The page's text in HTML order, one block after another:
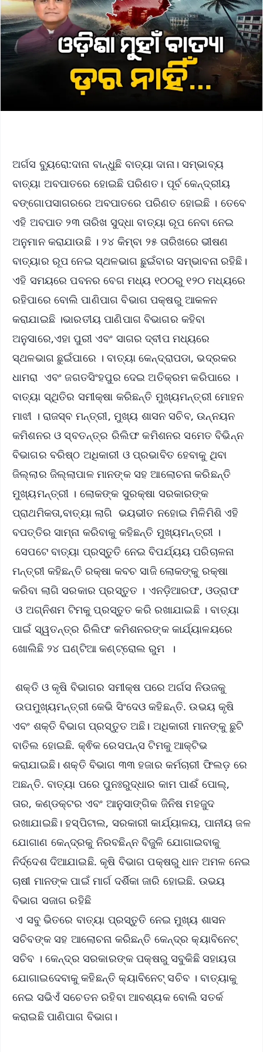
ଅର୍ଗସ ବ୍ୟୁରୋ:ଦାନା ବାନ୍ଧୁଛି ବାତ୍ୟା ଦାନା। ସମ୍ଭାବ୍ୟ
ବାତ୍ୟା ଅବପାତରେ ହୋଇଛି ପରିଣତ। ପୂର୍ବ କେନ୍ଦ୍ରୀୟ
ବଙ୍ଗୋପସାଗରରେ ଅବପାତରେ ପରିଣତ ହୋଇଛି । ତେବେ
ଏହି ଅବପାତ ୨୩ ତାରିଖ ସୁଦ୍ଧା ବାତ୍ୟା ରୂପ ନେବା ନେଇ
ଅନୁମାନ କରାଯାଉଛି । ୨୪ କିମ୍ବା ୨୫ ତାରିଖରେ ଭୀଷଣ
ବାତ୍ୟାର ରୂପ ନେଇ ସ୍ଥଳଭାଗ ଛୁଇଁବାର ସମ୍ଭାବନା ରହିଛି।
ଏହି ସମୟରେ ପବନର ବେଗ ମଧ୍ୟ ୧୦୦ରୁ ୧୨୦ ମଧ୍ୟରେ
ରହିପାରେ ବୋଲି ପାଣିପାଗ ବିଭାଗ ପକ୍ଷରୁ ଆକଳନ
କରାଯାଇଛି ।ଭାରତୀୟ ପାଣିପାଗ ବିଭାଗର କହିବା
ଅନୁସାରେ,ଏହା ପୁରୀ ଏବଂ ସାଗର ଦ୍ବୀପ ମଧ୍ୟରେ
ସ୍ଥଳଭାଗ ଛୁଇଁପାରେ । ବାତ୍ୟା କେନ୍ଦ୍ରାପଡା, ଭଦ୍ରକର
ଧାମରା ଏବଂ ଜଗତସିଂହପୁର ଦେଇ ଅତିକ୍ରମ କରିପାରେ ।
ବାତ୍ୟା ସ୍ଥିତିର ସମୀକ୍ଷା କରିଛନ୍ତି ମୁଖ୍ୟମନ୍ତ୍ରୀ ମୋହନ
ମାଝୀ । ରାଜସ୍ବ ମନ୍ତ୍ରୀ, ମୁଖ୍ୟ ଶାସନ ସଚିବ, ଉନ୍ନୟନ
କମିଶନର ଓ ସ୍ବତନ୍ତ୍ର ରିଲିଫ କମିଶନର ସମେତ ବିଭିନ୍ନ
ବିଭାଗର ବରିଷ୍ଠ ଅଧିକାରୀ ଓ ପ୍ରଭାବିତ ହେବାକୁ ଥିବା
ଜିଲ୍ଲାର ଜିଲ୍ଲାପାଳ ମାନଙ୍କ ସହ ଆଲୋଚନା କରିଛନ୍ତି
ମୁଖ୍ୟମନ୍ତ୍ରୀ । ଲୋକଙ୍କ ସୁରକ୍ଷା ସରକାରଙ୍କ
ପ୍ରାଥମିକତା,ବାତ୍ୟା ଲାଗି ଭୟଭୀତ ନହୋଇ ମିଳିମିଶି ଏହି
ବପତ୍ତିର ସାମ୍ନା କରିବାକୁ କହିଛନ୍ତି ମୁଖ୍ୟମନ୍ତ୍ରୀ ।
ସେପଟେ ବାତ୍ୟା ପ୍ରସ୍ତୁତି ନେଇ ବିପର୍ଯ୍ୟୟ ପରିଚାଳନା
ମନ୍ତ୍ରୀ କହିଛନ୍ତି ରକ୍ଷା କବଚ ସାଜି ଲୋକଙ୍କୁ ରକ୍ଷା
କରିବା ଲାଗି ସରକାର ପ୍ରସ୍ତୁତ । ଏନଡ଼ିଆରଫ, ଓଡ୍ରାଫ
ଓ ଅଗ୍ନିଶମ ଟିମକୁ ପ୍ରସ୍ତୁତ କରି ରଖାଯାଇଛି । ବାତ୍ୟା
ପାଇଁ ସ୍ୱତନ୍ତ୍ର ରିଲିଫ କମିଶନରଙ୍କ କାର୍ଯ୍ୟାଳୟରେ
ଖୋଲିଛି ୨୪ ଘଣ୍ଟିଆ କଣ୍ଟ୍ରୋଲ ରୁମ ।
ଶକ୍ତି ଓ କୃଷି ବିଭାଗର ସମୀକ୍ଷ ପରେ ଅର୍ଗସ ନିଉଜକୁ
ଉପମୁଖ୍ୟମନ୍ତ୍ରୀ କେଭି ସିଂଦେଓ କହିଛନ୍ତି. ଉଭୟ କୃଷି
ଏବଂ ଶକ୍ତି ବିଭାଗ ପ୍ରସ୍ତୁତ ଅଛି। ଅଧିକାରୀ ମାନଙ୍କୁ ଛୁଟି
ବାତିଲ ହୋଇଛି. କ୍ଵିକ ରେସପନ୍ସ ଟିମକୁ ଆକ୍ଟିଭ
କରାଯାଇଛି। ଶକ୍ତି ବିଭାଗ ୩୩ ହଜାର କର୍ମଚାରୀ ଫିଲଡ଼ ରେ
ଅଛନ୍ତି. ବାତ୍ୟା ପରେ ପୁନଃରୁଦ୍ଧାର କାମ ପାଈଁ ପୋଲ୍,
ତାର, କଣ୍ଡକ୍ଟର ଏବଂ ଆନୁସାଙ୍ଗିକ ଜିନିଷ ମହଜୁଦ
ରଖାଯାଇଛି। ହସ୍ପିଟାଲ, ସରକାରୀ କାର୍ଯ୍ୟାଳୟ, ପାନୀୟ ଜଳ
ଯୋଗାଣ କେନ୍ଦ୍ରକୁ ନିରବଛିନ୍ନ ବିଜୁଳି ଯୋଗାଇବାକୁ
ନିର୍ଦ୍ଦେଶ ଦିଆଯାଇଛି. କୃଷି ବିଭାଗ ପକ୍ଷରୁ ଧାନ ଅମଳ ନେଇ
ଚାଷୀ ମାନଙ୍କ ପାଇଁ ମାର୍ଗ ଦର୍ଶିକା ଜାରି ହୋଇଛି. ଉଭୟ
ବିଭାଗ ସଜାଗ ରହିଛି
ଏ ସବୁ ଭିତରେ ବାତ୍ୟା ପ୍ରସ୍ତୁତି ନେଇ ମୁଖ୍ୟ ଶାସନ
ସଚିବଙ୍କ ସହ ଆଲୋଚନା କରିଛନ୍ତି କେନ୍ଦ୍ର କ୍ୟାବିନେଟ୍
ସଚିବ । କେନ୍ଦ୍ର ସରକାରଙ୍କ ପକ୍ଷରୁ ସବୁକିଛି ସହାୟତା
ଯୋଗାଇଦେବାକୁ କହିଛନ୍ତି କ୍ୟାବିନେଟ୍ ସଚିବ । ବାତ୍ୟାକୁ
ନେଇ ସଭିଏଁ ସଚେତନ ରହିବା ଆବଶ୍ୟକ ବୋଲି ସତର୍କ
କରାଇଛି ପାଣିପାଗ ବିଭାଗ।